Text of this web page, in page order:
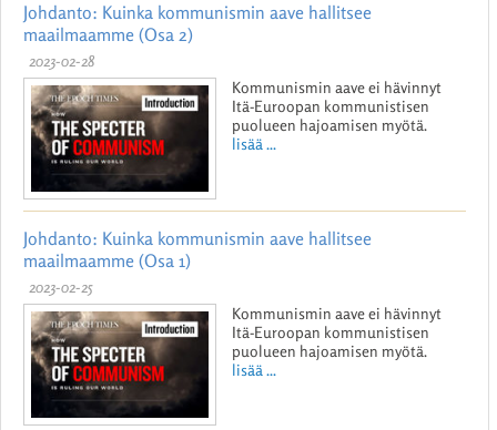
Johdanto: Kuinka kommunismin aave hallitsee
maailmaamme (Osa 2)
2023-02-28
Kommunismin aave ei hävinnyt
Itä-Euroopan kommunistisen
puolueen hajoamisen myötä.
lisää ...
Johdanto: Kuinka kommunismin aave hallitsee
maailmaamme (Osa 1)
2023-02-25
Kommunismin aave ei hävinnyt
Itä-Euroopan kommunistisen
puolueen hajoamisen myötä.
lisää ...